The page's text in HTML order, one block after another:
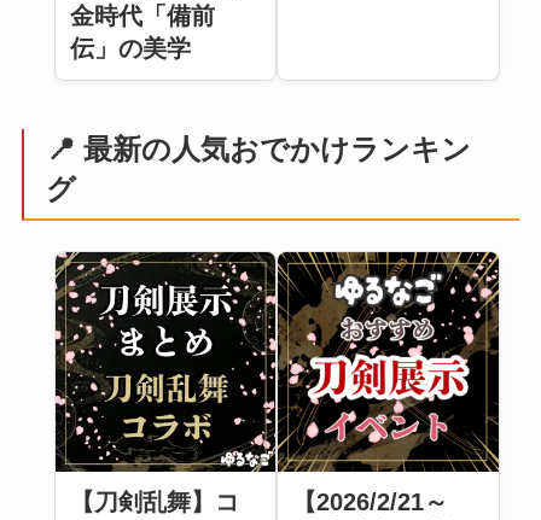
金時代「備前
伝」の美学
📍 最新の人気おでかけランキン
グ
【刀剣乱舞】コ
【2026/2/21～